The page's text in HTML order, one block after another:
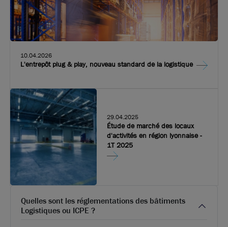
10.04.2026
L'entrepôt plug & play, nouveau standard de la logistique
29.04.2025
Étude de marché des locaux
d'activités en région lyonnaise -
1T 2025
Quelles sont les réglementations des bâtiments
Logistiques ou ICPE ?